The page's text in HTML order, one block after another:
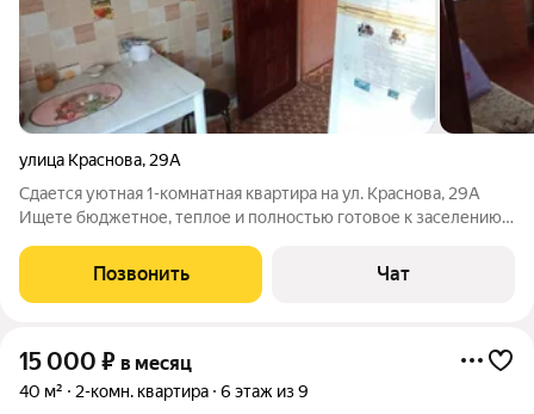
улица Краснова, 29А
Сдается уютная 1-комнатная квартира на ул. Краснова, 29А
Ищете бюджетное, теплое и полностью готовое к заселению
районе! Комфортная жилая комната: Сделан современный
натяжной потолок с ярким точечным
Позвонить Чат
15 000 ₽ в месяц
40 м² 2-комн. квартира 6 этаж из 9